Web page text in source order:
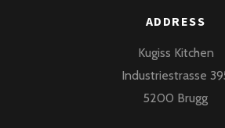
ADDRESS
Kugiss Kitchen
Industriestrasse
5200 Brugg